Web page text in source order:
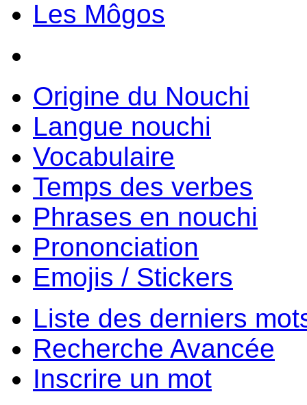
Les Môgos
Origine du Nouchi
Langue nouchi
Vocabulaire
Temps des verbes
Phrases en nouchi
Prononciation
Emojis / Stickers
Liste des derniers
Recherche Avancée
Inscrire un mot